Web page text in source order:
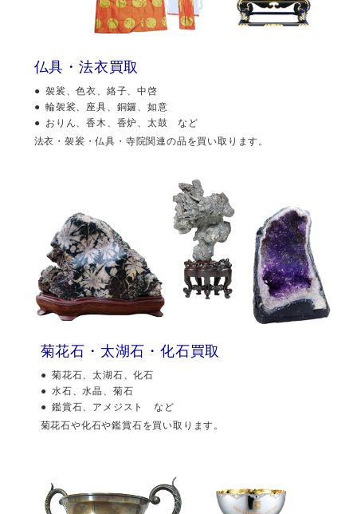
仏具・法衣買取
袈裟、色衣、絡子、中啓
輪袈裟、座具、銅鑼、如意
おりん、香木、香炉、太鼓 など
法衣・袈裟・仏具・寺院関連の品を買い取ります。
菊花石・太湖石・化石買取
菊花石、太湖石、化石
水石、水晶、菊石
鑑賞石、アメジスト など
菊花石や化石や鑑賞石を買い取ります。